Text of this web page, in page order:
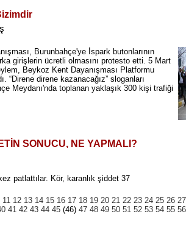
Burunbahçe'ye İspark butonlarının
girişlerin ücretli olmasını protesto etti. 5 Mart
Beykoz Kent Dayanışması Platformu
“Direne direne kazanacağız” sloganları
Meydanı'nda toplanan yaklaşık 300 kişi trafiği
SONUCU, NE YAPMALI?
kez patlattılar. Kör, karanlık şiddet 37
11 12 13 14 15 16 17 18 19 20 21 22 23 24 25 26 27
41 42 43 44 45 (46) 47 48 49 50 51 52 53 54 55 56